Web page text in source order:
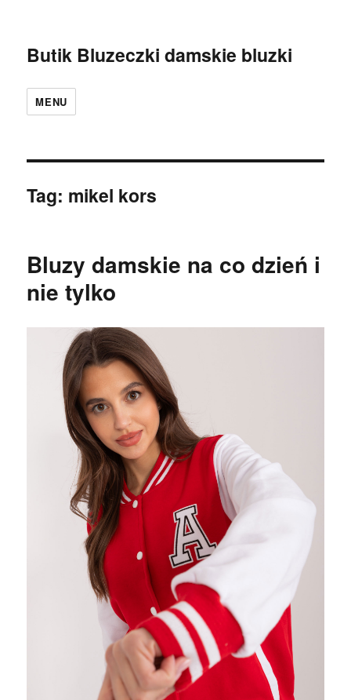
Butik Bluzeczki damskie bluzki
MENU
Tag: mikel kors
Bluzy damskie na co dzień i
nie tylko